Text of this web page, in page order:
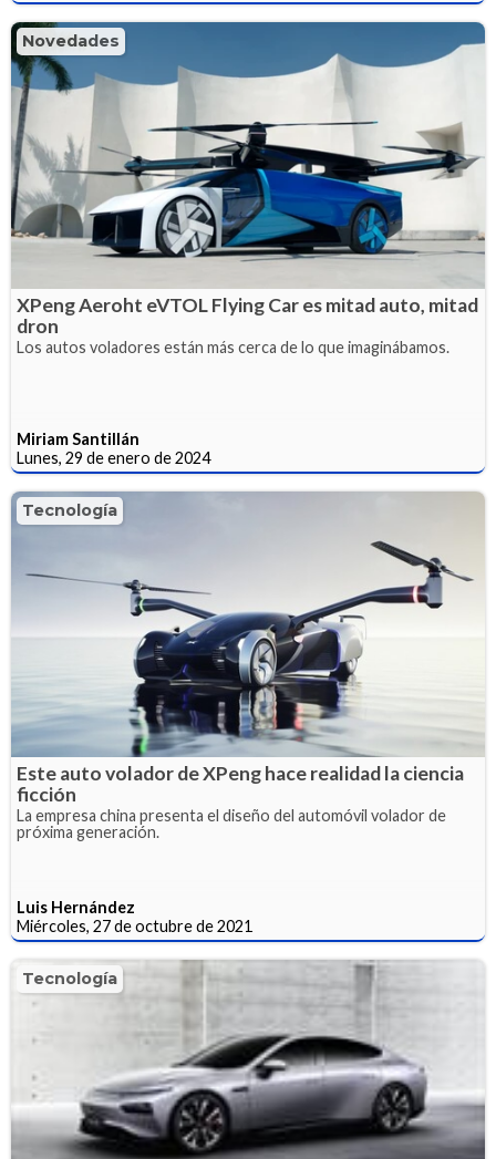
Novedades
XPeng Aeroht eVTOL Flying Car es mitad auto, mitad
dron
Los autos voladores están más cerca de lo que imaginábamos.
Miriam Santillán
Lunes, 29 de enero de 2024
Tecnología
Este auto volador de XPeng hace realidad la ciencia
ficción
La empresa china presenta el diseño del automóvil volador de
próxima generación.
Luis Hernández
Miércoles, 27 de octubre de 2021
Tecnología